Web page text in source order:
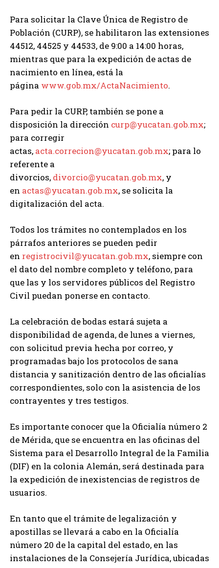
Para solicitar la Clave Única de Registro de
Población (CURP), se habilitaron las extensiones
44512, 44525 y 44533, de 9:00 a 14:00 horas,
mientras que para la expedición de actas de
nacimiento en línea, está la
página www.gob.mx/ActaNacimiento.
Para pedir la CURP, también se pone a
disposición la dirección curp@yucatan.gob.mx;
para corregir
actas, acta.correcion@yucatan.gob.mx; para lo
referente a
divorcios, divorcio@yucatan.gob.mx, y
en actas@yucatan.gob.mx, se solicita la
digitalización del acta.
Todos los trámites no contemplados en los
párrafos anteriores se pueden pedir
en registrocivil@yucatan.gob.mx, siempre con
el dato del nombre completo y teléfono, para
que las y los servidores públicos del Registro
Civil puedan ponerse en contacto.
La celebración de bodas estará sujeta a
disponibilidad de agenda, de lunes a viernes,
con solicitud previa hecha por correo, y
programadas bajo los protocolos de sana
distancia y sanitización dentro de las oficialías
correspondientes, solo con la asistencia de los
contrayentes y tres testigos.
Es importante conocer que la Oficialía número 2
de Mérida, que se encuentra en las oficinas del
Sistema para el Desarrollo Integral de la Familia
(DIF) en la colonia Alemán, será destinada para
la expedición de inexistencias de registros de
usuarios.
En tanto que el trámite de legalización y
apostillas se llevará a cabo en la Oficialía
número 20 de la capital del estado, en las
instalaciones de la Consejería Jurídica, ubicadas